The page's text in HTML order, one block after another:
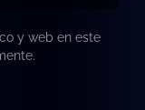
y web en este